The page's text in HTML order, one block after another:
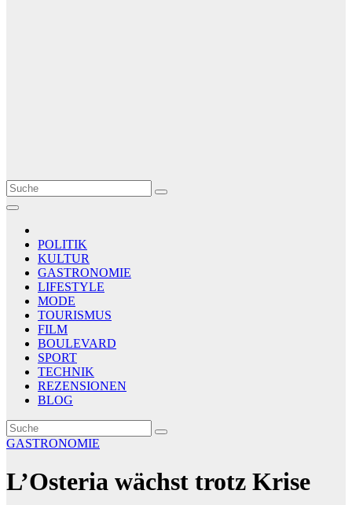
Le Matin
AGENCE DE PRESSE
POLITIK
KULTUR
GASTRONOMIE
LIFESTYLE
MODE
TOURISMUS
FILM
BOULEVARD
SPORT
TECHNIK
REZENSIONEN
BLOG
GASTRONOMIE
L’Osteria wächst trotz Krise